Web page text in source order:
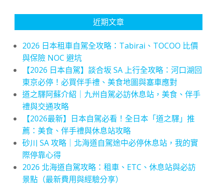
近期文章
2026 日本租車自駕全攻略：Tabirai、TOCOO 比價
與保險 NOC 避坑
【2026 日本自駕】談合坂 SA 上行全攻略：河口湖回
東京必停！必買伴手禮、美食地圖與塞車應對
道之驛阿蘇介紹｜九州自駕必訪休息站，美食、伴手
禮與交通攻略
【2026最新】日本自駕必看！全日本「道之驛」推
薦：美食、伴手禮與休息站攻略
砂川 SA 攻略｜北海道自駕途中必停休息站，我的實
際停靠心得
2026 北海道自駕攻略：租車、ETC、休息站與必訪
景點（最新費用與經驗分享）